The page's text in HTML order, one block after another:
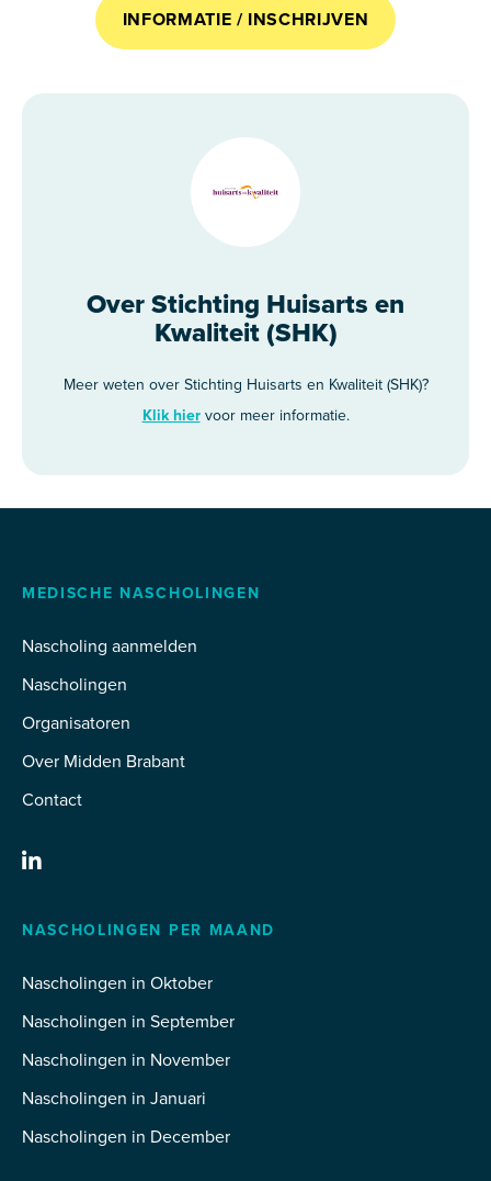
INFORMATIE / INSCHRIJVEN
Over Stichting Huisarts en
Kwaliteit (SHK)
Meer weten over Stichting Huisarts en Kwaliteit (SHK)?
Klik hiervoor meer informatie.
MEDISCHE NASCHOLINGEN
Nascholing aanmelden
Nascholingen
Organisatoren
Over Midden Brabant
Contact
NASCHOLINGEN PER MAAND
Nascholingen in Oktober
Nascholingen in September
Nascholingen in November
Nascholingen in Januari
Nascholingen in December